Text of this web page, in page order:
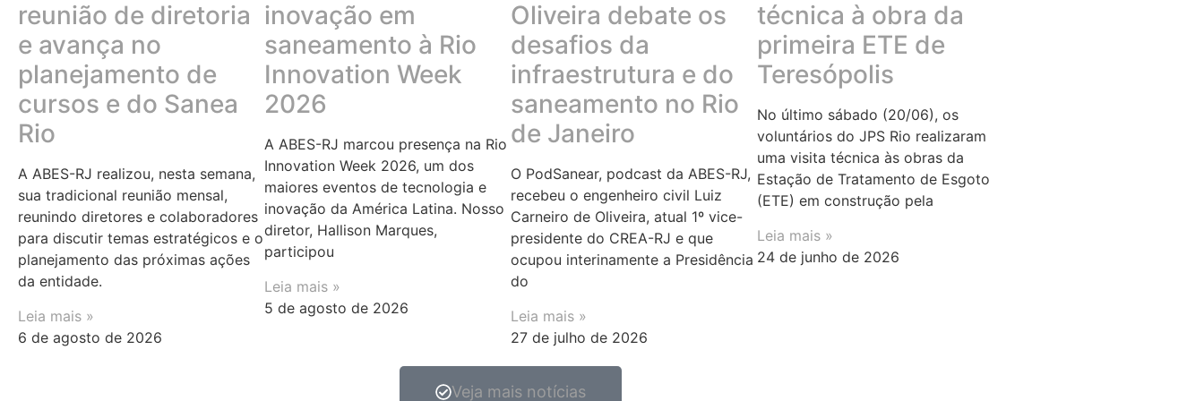
reunião de diretoria
e avança no
planejamento de
cursos e do Sanea
Rio
A ABES-RJ realizou, nesta semana,
sua tradicional reunião mensal,
reunindo diretores e colaboradores
para discutir temas estratégicos e o
planejamento das próximas ações
da entidade.
Leia mais »
6 de agosto de 2026
inovação em
saneamento à Rio
Innovation Week
2026
A ABES-RJ marcou presença na Rio
Innovation Week 2026, um dos
maiores eventos de tecnologia e
inovação da América Latina. Nosso
diretor, Hallison Marques,
participou
Leia mais »
5 de agosto de 2026
Oliveira debate os
desafios da
infraestrutura e do
saneamento no Rio
de Janeiro
O PodSanear, podcast da ABES-RJ,
recebeu o engenheiro civil Luiz
Carneiro de Oliveira, atual 1º vice-
presidente do CREA-RJ e que
ocupou interinamente a Presidência
do
Leia mais »
27 de julho de 2026
técnica à obra da
primeira ETE de
Teresópolis
No último sábado (20/06), os
voluntários do JPS Rio realizaram
uma visita técnica às obras da
Estação de Tratamento de Esgoto
(ETE) em construção pela
Leia mais »
24 de junho de 2026
Veja mais notícias